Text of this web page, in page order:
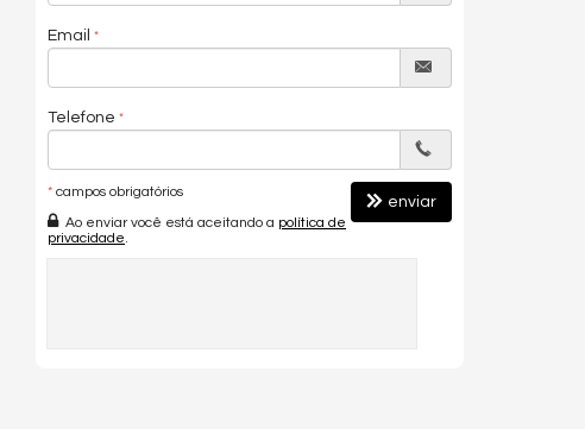
Email
Telefone
* campos obrigatórios
Ao enviar você está aceitando a política de
privacidade.
enviar